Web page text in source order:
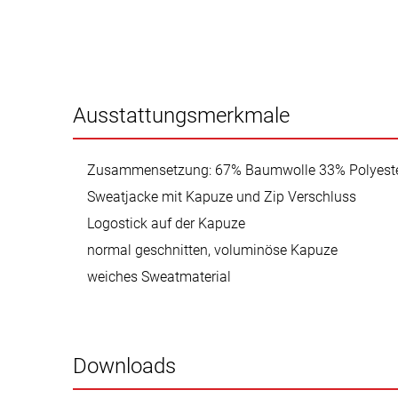
Ausstattungsmerkmale
Zusammensetzung: 67% Baumwolle 33%
Sweatjacke mit Kapuze und Zip Verschluss
Logostick auf der Kapuze
normal geschnitten, voluminöse Kapuze
weiches Sweatmaterial
Downloads